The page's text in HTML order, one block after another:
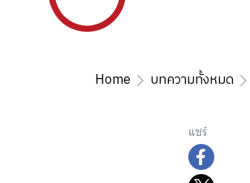
Home บทความทั้งหมด
แชร์